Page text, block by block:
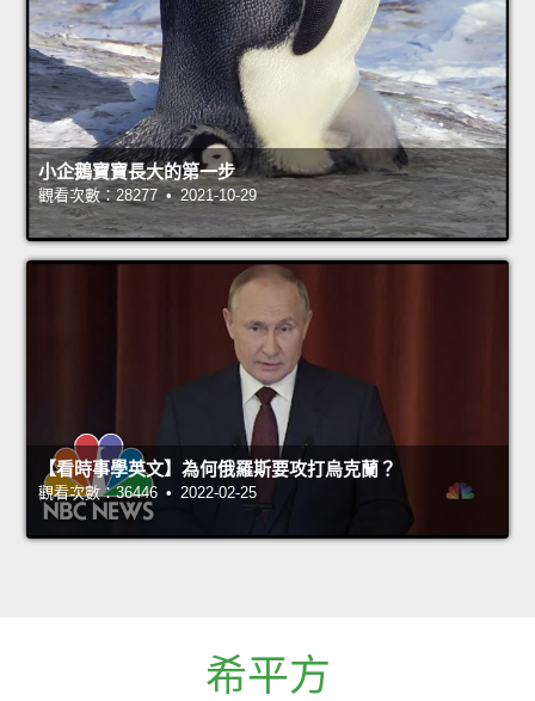
小企鵝寶寶長大的第一步
觀看次數：28277 • 2021-10-29
【看時事學英文】為何俄羅斯要攻打烏克蘭？
觀看次數：36446 • 2022-02-25
希平方